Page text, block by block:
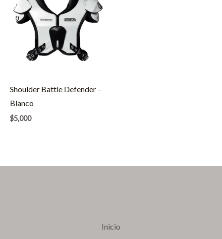
Shoulder Battle Defender –
Blanco
$5,000
Inicio